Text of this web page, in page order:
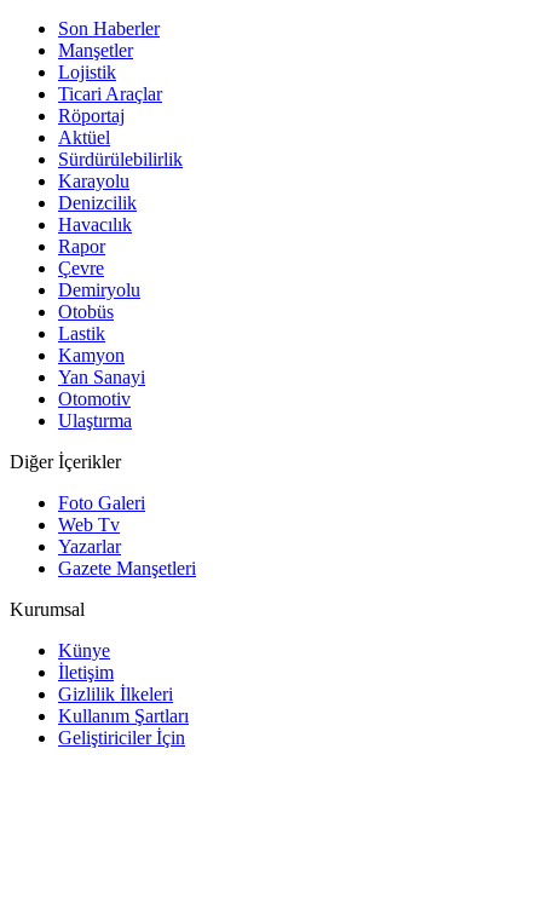
Son Haberler
Manşetler
Lojistik
Ticari Araçlar
Röportaj
Aktüel
Sürdürülebilirlik
Karayolu
Denizcilik
Havacılık
Rapor
Çevre
Demiryolu
Otobüs
Lastik
Kamyon
Yan Sanayi
Otomotiv
Ulaştırma
Diğer İçerikler
Foto Galeri
Web Tv
Yazarlar
Gazete Manşetleri
Kurumsal
Künye
İletişim
Gizlilik İlkeleri
Kullanım Şartları
Geliştiriciler İçin